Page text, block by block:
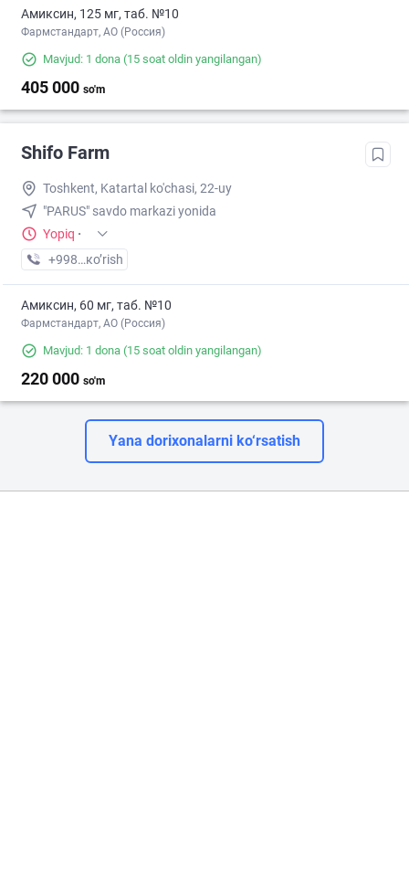
Амиксин, 125 мг, таб. №10
Фармстандарт, АО (Россия)
Mavjud: 1 dona (15 soat oldin yangilangan)
405 000 so'm
Shifo Farm
Toshkent, Katartal ko'chasi, 22-uy
"PARUS" savdo markazi yonida
Yopiq ·
+998 (77) XXX-XX-XX
кo’rish
Амиксин, 60 мг, таб. №10
Фармстандарт, АО (Россия)
Mavjud: 1 dona (15 soat oldin yangilangan)
220 000 so'm
Yana dorixonalarni ko‘rsatish